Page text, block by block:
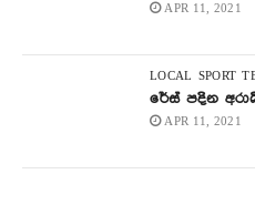
APR 11, 2021
LOCAL SPORT
රේස් පදින
APR 11, 2021